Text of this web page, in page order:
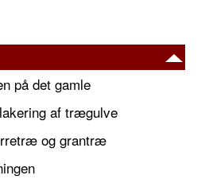
på det gamle
af trægulve
og grantræ